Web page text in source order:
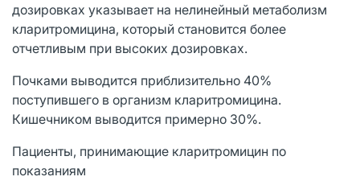
дозировках указывает на нелинейный метаболизм
кларитромицина, который становится более
отчетливым при высоких дозировках.
Почками выводится приблизительно 40%
поступившего в организм кларитромицина.
Кишечником выводится примерно 30%.
Пациенты, принимающие кларитромицин по
показаниям